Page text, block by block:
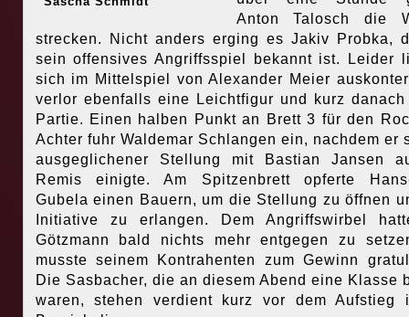
Anton Talosch die
strecken. Nicht anders erging es Jakiv Probka,
sein offensives Angriffsspiel bekannt ist. Leider
sich im Mittelspiel von Alexander Meier
verlor ebenfalls eine Leichtfigur und kurz danach
Partie. Einen halben Punkt an Brett 3 für den
Achter fuhr Waldemar Schlangen ein, nachdem er
ausgeglichener Stellung mit Bastian Jansen
Remis einigte. Am Spitzenbrett opferte
Gubela einen Bauern, um die Stellung zu öffnen
Initiative zu erlangen. Dem Angriffswirbel
Götzmann bald nichts mehr entgegen zu
musste seinem Kontrahenten zum Gewinn
Die Sasbacher, die an diesem Abend eine Klasse
waren, stehen verdient kurz vor dem Aufstieg